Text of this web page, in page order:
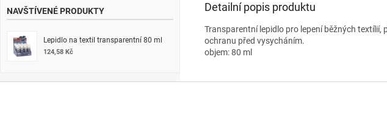
NAVŠTÍVENÉ PRODUKTY
Lepidlo na textil transparentní 80 ml
124,58 Kč
Detailní popis produktu
Transparentní lepidlo pro lepení běžných
ochranu před vysycháním.
objem: 80 ml